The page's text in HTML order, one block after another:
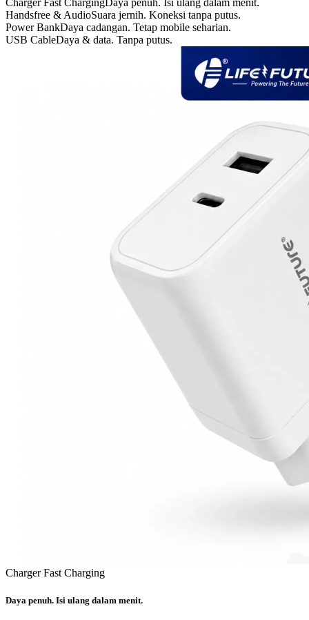
Charger Fast ChargingDaya penuh. Isi ulang dalam menit.
Handsfree & AudioSuara jernih. Koneksi tanpa putus.
Power BankDaya cadangan. Tetap mobile seharian.
USB CableDaya & data. Tanpa putus.
Charger Fast Charging
Daya penuh. Isi ulang dalam menit.